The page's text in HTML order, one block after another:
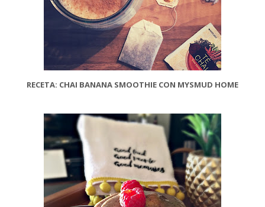
RECETA: CHAI BANANA SMOOTHIE CON MYSMUD HOME